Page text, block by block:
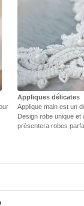
Appliques délicates
Applique main est un
Design robe unique et
présentera robes